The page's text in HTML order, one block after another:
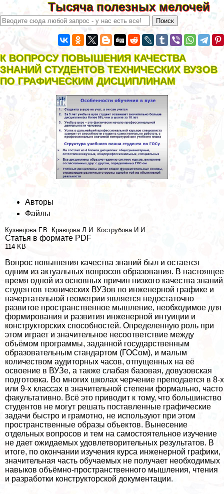
Тысяча полезных мелочей
К ВОПРОСУ ПОВЫШЕНИЯ КАЧЕСТВА
ЗНАНИЙ СТУДЕНТОВ ТЕХНИЧЕСКИХ ВУЗОВ
ПО ГРАФИЧЕСКИМ ДИСЦИПЛИНАМ
Авторы
Файлы
Кузнецова Г.В. Кравцова Л.И. Кострубова И.И.
Статья в формате PDF
114 KB
Вопрос повышения качества знаний был и остается
одним из актуальных вопросов образования. В настоящее
время одной из основных причин низкого качества знаний
студентов технических ВУЗов по инженерной графике и
начертательной геометрии является недостаточно
развитое прострaнcтвенное мышление, необходимое для
формирования и развития инженерной интуиции и
конструкторских способностей. Определенную роль при
этом играет и значительное несоответствие между
объёмом программы, заданной государственным
образовательным стандартом (ГОСом), и малым
количеством аудиторных часов, отпущенных на её
освоение в ВУЗе, а также слабая базовая, довузовская
подготовка. Во многих школах черчение преподается в 8-х
или 9-х классах в значительной степени формально, часто
факультативно. Всё это приводит к тому, что большинство
студентов не могут решать поставленные графические
задачи быстро и грамотно, не используют при этом
прострaнcтвенные образы объектов. Вынесение
отдельных вопросов и тем на самостоятельное изучение
не дает ожидаемых удовлетворительных результатов. В
итоге, по окончании изучения курса инженерной графики,
значительная часть обучаемых не получает необходимых
навыков объёмно-прострaнcтвенного мышления, чтения
и разработки конструкторской документации.